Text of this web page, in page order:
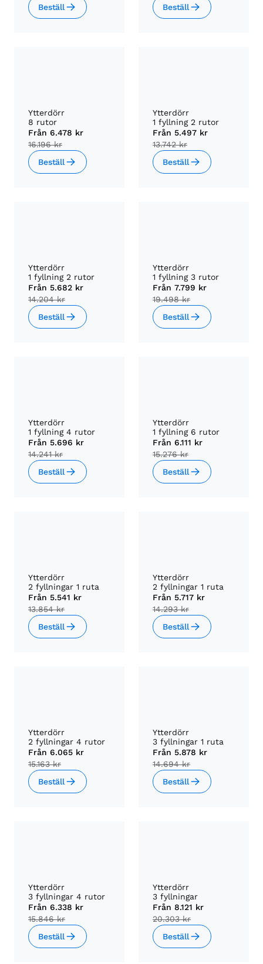
Beställ
Beställ
Ytterdörr
8 rutor
Från 6.478 kr
16.196 kr
Beställ
Ytterdörr
1 fyllning 2 rutor
Från 5.497 kr
13.742 kr
Beställ
Ytterdörr
1 fyllning 2 rutor
Från 5.682 kr
14.204 kr
Beställ
Ytterdörr
1 fyllning 3 rutor
Från 7.799 kr
19.498 kr
Beställ
Ytterdörr
1 fyllning 4 rutor
Från 5.696 kr
14.241 kr
Beställ
Ytterdörr
1 fyllning 6 rutor
Från 6.111 kr
15.276 kr
Beställ
Ytterdörr
2 fyllningar 1 ruta
Från 5.541 kr
13.854 kr
Beställ
Ytterdörr
2 fyllningar 1 ruta
Från 5.717 kr
14.293 kr
Beställ
Ytterdörr
2 fyllningar 4 rutor
Från 6.065 kr
15.163 kr
Beställ
Ytterdörr
3 fyllningar 1 ruta
Från 5.878 kr
14.694 kr
Beställ
Ytterdörr
3 fyllningar 4 rutor
Från 6.338 kr
15.846 kr
Beställ
Ytterdörr
3 fyllningar
Från 8.121 kr
20.303 kr
Beställ